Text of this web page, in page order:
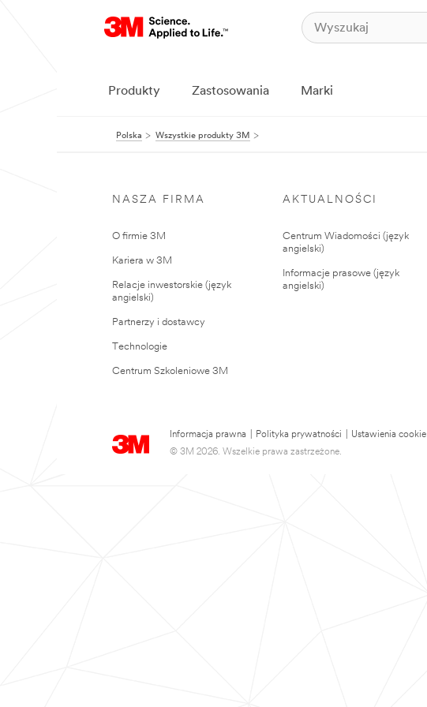
Produkty Zastosowania Marki
Polska Wszystkie produkty 3M
NASZA FIRMA
O firmie 3M
Kariera w 3M
Relacje inwestorskie (język
angielski)
Partnerzy i dostawcy
Technologie
Centrum Szkoleniowe 3M
AKTUALNOŚCI
Centrum Wiadomości (język
angielski)
Informacje prasowe (język
angielski)
Informacja prawna Polityka prywatności
Ustawienia cookie
© 3M 2026. Wszelkie prawa zastrzeżone.